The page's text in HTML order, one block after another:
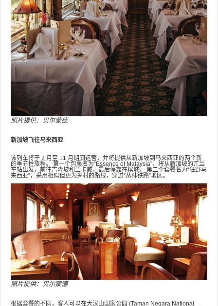
照片提供：贝尔蒙德
新加坡飞往马来西亚
该列车将于 2 月至 11 月期间运营，并将提供从新加坡到马来西亚的两个新
的季节性旅程。 第一个包裹名为“Essence of Malaysia”，将从新加坡的兀兰
车站出发，前往吉隆坡和兰卡威，最后停靠在槟城。 第二个套餐名为“狂野马
来西亚”，采用相似但更为乡村的路线，穿过“丛林铁路”地区。
照片提供：贝尔蒙德
根据套餐的不同，客人可以在大汉山国家公园 (Taman Negara National